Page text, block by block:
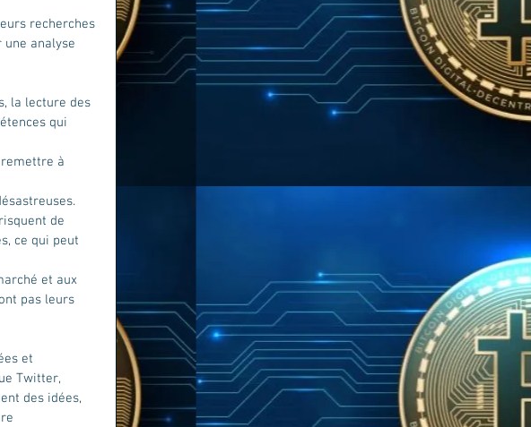
recherches
analyse
la lecture des
qui
à
de
ce qui peut
et aux
pas leurs
et
Twitter,
des idées,